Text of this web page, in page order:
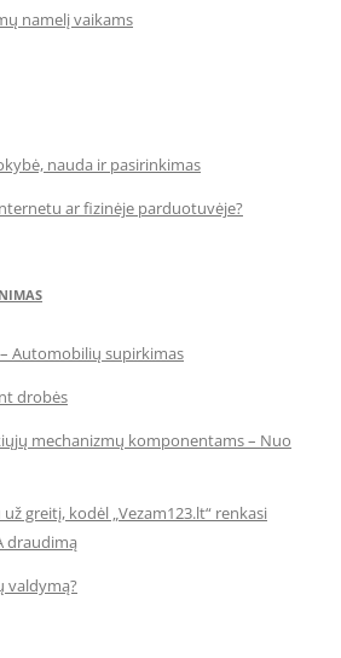
namelį vaikams
nauda ir pasirinkimas
ar fizinėje parduotuvėje?
Automobilių supirkimas
drobės
mechanizmų komponentams – Nuo
greitį, kodėl „Vezam123.lt“ renkasi
draudimą
valdymą?